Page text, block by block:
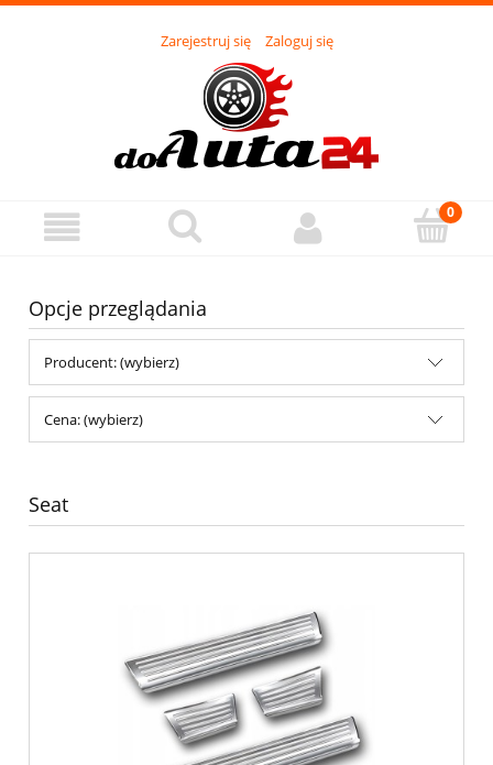
Zarejestruj się Zaloguj się
Opcje przeglądania
Producent: (wybierz)
Cena: (wybierz)
Seat